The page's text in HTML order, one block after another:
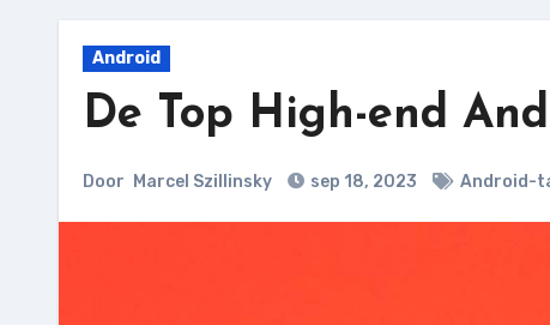
Android
De Top High-end
Door Marcel Szillinsky sep 18, 2023 Android-